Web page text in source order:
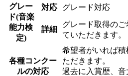
グレー
ド(音楽
能力検
定)
対応 グレード対応
詳細
グレード取得の
ていただきます。
各種コンクー
ルの対応
希望者がいれば
ただきます。
過去に入賞歴、音